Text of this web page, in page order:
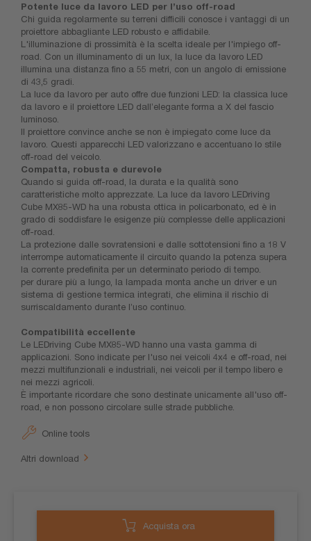
Potente luce da lavoro LED per l’uso off-road
Chi guida regolarmente su terreni difficili conosce i vantaggi di un
proiettore abbagliante LED robusto e affidabile.
L'illuminazione di prossimità è la scelta ideale per l'impiego off-
road. Con un illuminamento di un lux, la luce da lavoro LED
illumina una distanza fino a 55 metri, con un angolo di emissione
di 43,5 gradi.
La luce da lavoro per auto offre due funzioni LED: la classica luce
da lavoro e il proiettore LED dall’elegante forma a X del fascio
luminoso.
Il proiettore convince anche se non è impiegato come luce da
lavoro. Questi apparecchi LED valorizzano e accentuano lo stile
off-road del veicolo.
Compatta, robusta e durevole
Quando si guida off-road, la durata e la qualità sono
caratteristiche molto apprezzate. La luce da lavoro LEDriving
Cube MX85-WD ha una robusta ottica in policarbonato, ed è in
grado di soddisfare le esigenze più complesse delle applicazioni
off-road.
La protezione dalle sovratensioni e dalle sottotensioni fino a 18 V
interrompe automaticamente il circuito quando la potenza supera
la corrente predefinita per un determinato periodo di tempo.
per durare più a lungo, la lampada monta anche un driver e un
sistema di gestione termica integrati, che elimina il rischio di
surriscaldamento durante l’uso continuo.
Compatibilità eccellente
Le LEDriving Cube MX85-WD hanno una vasta gamma di
applicazioni. Sono indicate per l'uso nei veicoli 4x4 e off-road, nei
mezzi multifunzionali e industriali, nei veicoli per il tempo libero e
nei mezzi agricoli.
È importante ricordare che sono destinate unicamente all'uso off-
road, e non possono circolare sulle strade pubbliche.
Online tools
Altri download
Acquista ora